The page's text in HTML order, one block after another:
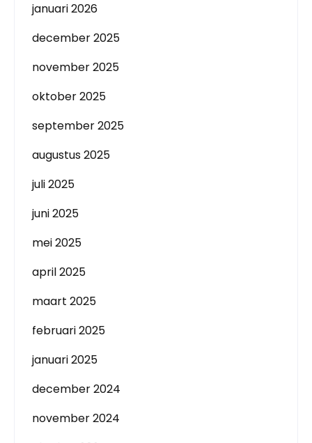
januari 2026
december 2025
november 2025
oktober 2025
september 2025
augustus 2025
juli 2025
juni 2025
mei 2025
april 2025
maart 2025
februari 2025
januari 2025
december 2024
november 2024